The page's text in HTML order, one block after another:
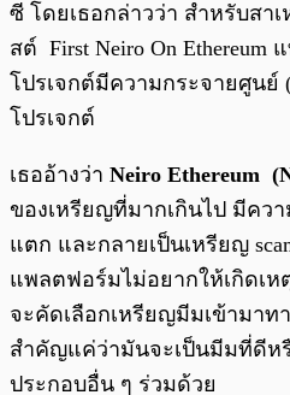
ซี โดยเธอกล่าวว่า สำหรับสาเ
สต์ First Neiro On
โปรเจกต์มีความกระจายศูนย์
โปรเจกต์
เธออ้างว่า Neiro Ethereum
ของเหรียญที่มากเกินไป มีคว
แตก และกลายเป็นเหรียญ
แพลตฟอร์มไม่อยากให้เกิดเ
จะคัดเลือกเหรียญมีมเข้ามาท
สำคัญแค่ว่ามันจะเป็นมีมที่ดีห
ประกอบอื่น ๆ ร่วมด้วย